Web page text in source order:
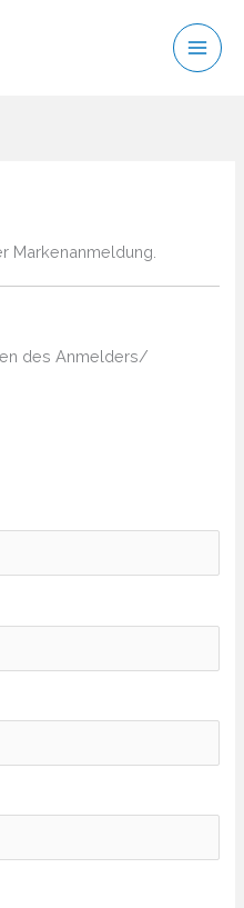
Markenanmeldung.
des Anmelders/